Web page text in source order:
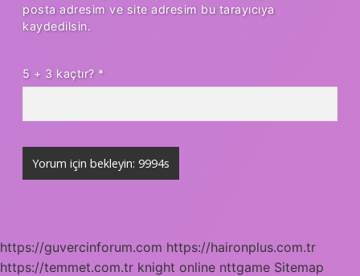
posta adresim ve site adresim bu tarayıcıya
kaydedilsin.
5 + 3 kaçtır? *
https://guvercinforum.com https://haironplus.com.tr
https://temmet.com.tr knight online nttgame Sitemap